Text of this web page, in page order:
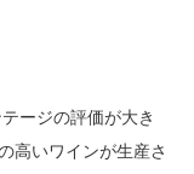
ージの評価が大き
高いワインが生産さ